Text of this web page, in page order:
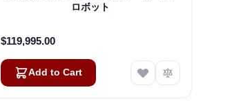
ロボット
$119,995.00
Add to Cart